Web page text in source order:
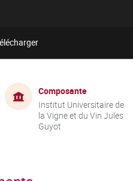
Composante
Institut Universitaire de
la Vigne et du Vin Jules
Guyot